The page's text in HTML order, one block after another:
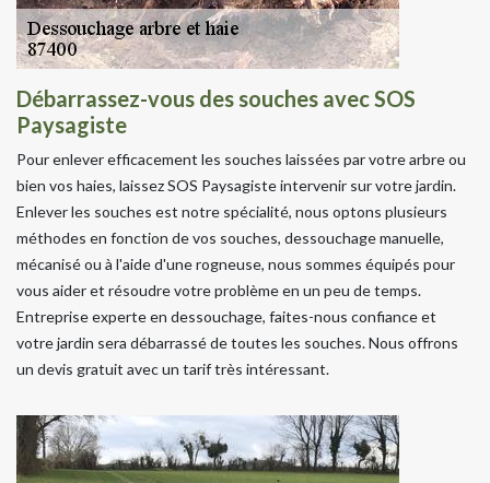
Débarrassez-vous des souches avec SOS
Paysagiste
Pour enlever efficacement les souches laissées par votre arbre ou
bien vos haies, laissez SOS Paysagiste intervenir sur votre jardin.
Enlever les souches est notre spécialité, nous optons plusieurs
méthodes en fonction de vos souches, dessouchage manuelle,
mécanisé ou à l'aide d'une rogneuse, nous sommes équipés pour
vous aider et résoudre votre problème en un peu de temps.
Entreprise experte en dessouchage, faites-nous confiance et
votre jardin sera débarrassé de toutes les souches. Nous offrons
un devis gratuit avec un tarif très intéressant.